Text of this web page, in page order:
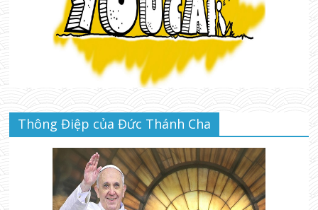
Thông Điệp của Đức Thánh Cha